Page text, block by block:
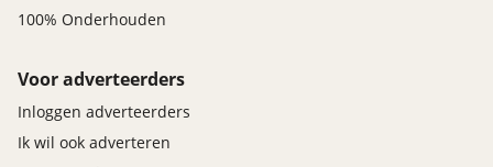
100% Onderhouden
Voor adverteerders
Inloggen adverteerders
Ik wil ook adverteren